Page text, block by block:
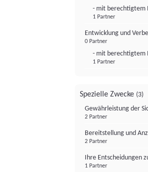
- mit berechtigtem
1 Partner
Entwicklung und
0 Partner
- mit berechtigtem
1 Partner
Spezielle Zwecke (3)
Gewährleistung der
2 Partner
Bereitstellung und
2 Partner
Ihre Entscheidungen
1 Partner